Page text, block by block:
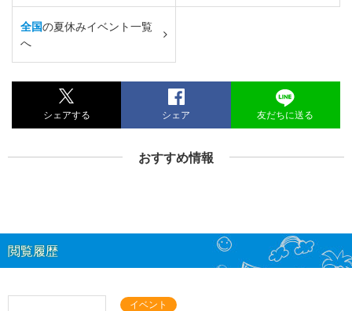
全国の夏休みイベント一覧
へ
シェアする シェア 友だちに送る
おすすめ情報
閲覧履歴